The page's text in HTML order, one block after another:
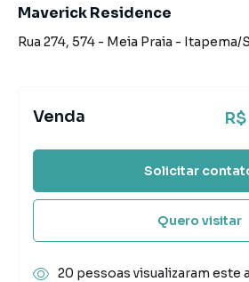
Maverick Residence
Rua 274, 574 - Meia Praia - Itapema/
Venda
Solicitar
Quero visitar
20 pessoas visualizaram este